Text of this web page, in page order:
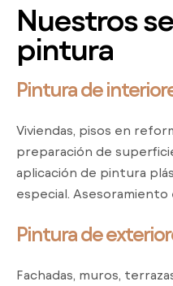
Nuestros
pintura
Pintura de
Viviendas, pisos en
preparación de
aplicación de pintura
especial. Asesoramiento
Pintura de
Fachadas, muros,